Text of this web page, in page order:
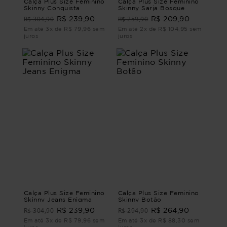
Skinny Conquista
R$ 304,90 R$ 239,90
Em até 3x de R$ 79,96 sem
juros
Skinny Sarja Bosque
R$ 259,90 R$ 209,90
Em até 2x de R$ 104,95 sem
juros
Calça Plus Size Feminino
Skinny Jeans Enigma
R$ 304,90 R$ 239,90
Em até 3x de R$ 79,96 sem
Calça Plus Size Feminino
Skinny Botão
R$ 294,90 R$ 264,90
Em até 3x de R$ 88,30 sem